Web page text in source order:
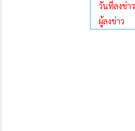
วันที่ลงข่าว
ผู้ลงข่าว